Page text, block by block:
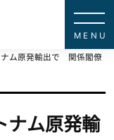
ム原発輸出で 関係閣僚
ム原発輸